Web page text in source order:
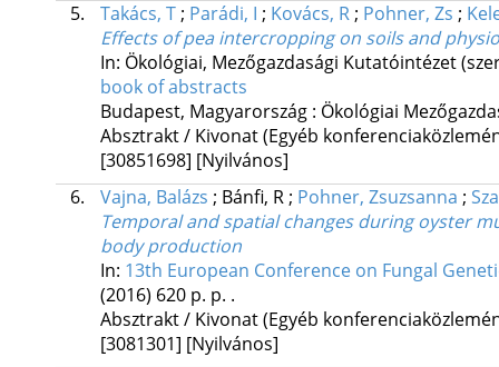
5.
Takács, T; Parádi, I ; Kovács, R; Pohner, Zs ;
Effects of pea intercropping on soils and
In: Ökológiai, Mezőgazdasági Kutatóintézet
book of abstracts
Budapest, Magyarország : Ökológiai
Absztrakt / Kivonat (Egyéb
[30851698] [Nyilvános]
6.
Vajna, Balázs ; Bánfi, R; Pohner, Zsuzsanna ;
Temporal and spatial changes during oyster
body production
In: 13th European Conference on Fungal
(2016) 620 p. p. .
Absztrakt / Kivonat (Egyéb
[3081301] [Nyilvános]